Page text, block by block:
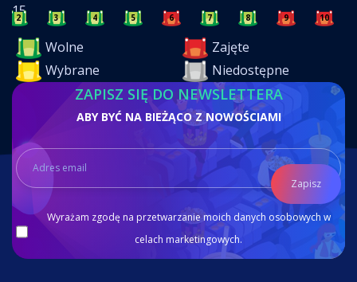
15
2 3 4 5 6 7 8 9 10
Wolne
Zajęte
Wybrane
Niedostępne
ZAPISZ SIĘ DO NEWSLETTERA
ABY BYĆ NA BIEŻĄCO Z NOWOŚCIAMI
Zapisz
Wyrażam zgodę na przetwarzanie moich danych osobowych w
celach marketingowych.